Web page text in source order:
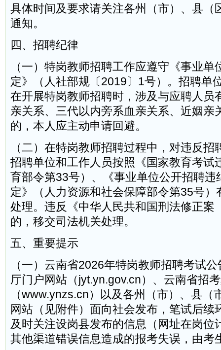
具体时间及要求请关注各州（市）、县（
通知。
四、招聘纪律
（一）特岗教师招聘工作应遵守《事业单
定》（人社部规〔2019〕1号）。招聘单
在开展特岗教师招聘时，涉及与应聘人员
亲关系、三代以内旁系血亲关系、近姻亲
的，本人应主动申请回避。
（二）在特岗教师招聘过程中，对违反
招聘单位和工作人员按照《国家教育考试
育部令第33号）、《事业单位公开招聘违
定》（人力资源和社会保障部令第35号）
处理。违反《中华人民共和国刑法修正案
的，移交司法机关处理。
五、重要提示
（一）云南省2026年特岗教师招聘考试
厅门户网站（jyt.yn.gov.cn）、云南省招
（www.ynzs.cn）以及各州（市）、县（
网站（见附件）面向社会发布，笔试后续
及时关注设岗县发布的信息（网址在岗位
其他渠道错误信息造成的报考失误，由考